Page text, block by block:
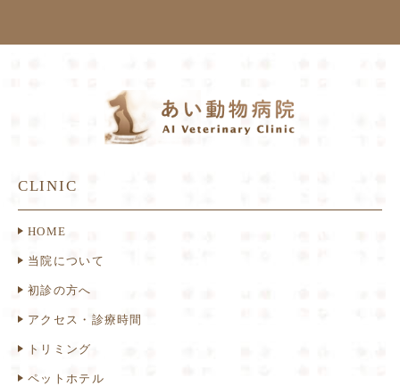
CLINIC
HOME
当院について
初診の方へ
アクセス・診療時間
トリミング
ペットホテル